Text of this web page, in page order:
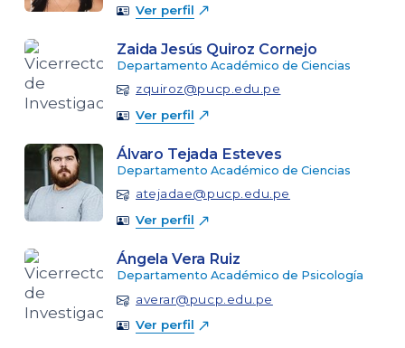
Ver perfil
Zaida Jesús Quiroz Cornejo
Departamento Académico de Ciencias
zquiroz@pucp.edu.pe
Ver perfil
Álvaro Tejada Esteves
Departamento Académico de Ciencias
atejadae@pucp.edu.pe
Ver perfil
Ángela Vera Ruiz
Departamento Académico de Psicología
averar@pucp.edu.pe
Ver perfil